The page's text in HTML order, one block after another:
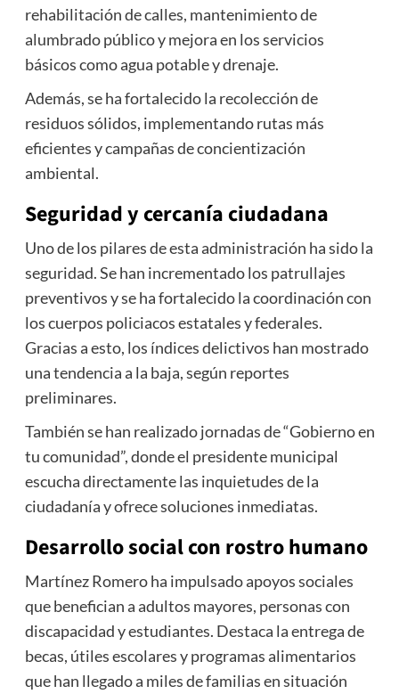
rehabilitación de calles, mantenimiento de
alumbrado público y mejora en los servicios
básicos como agua potable y drenaje.
Además, se ha fortalecido la recolección de
residuos sólidos, implementando rutas más
eficientes y campañas de concientización
ambiental.
Seguridad y cercanía ciudadana
Uno de los pilares de esta administración ha sido la
seguridad. Se han incrementado los patrullajes
preventivos y se ha fortalecido la coordinación con
los cuerpos policiacos estatales y federales.
Gracias a esto, los índices delictivos han mostrado
una tendencia a la baja, según reportes
preliminares.
También se han realizado jornadas de “Gobierno en
tu comunidad”, donde el presidente municipal
escucha directamente las inquietudes de la
ciudadanía y ofrece soluciones inmediatas.
Desarrollo social con rostro humano
Martínez Romero ha impulsado apoyos sociales
que benefician a adultos mayores, personas con
discapacidad y estudiantes. Destaca la entrega de
becas, útiles escolares y programas alimentarios
que han llegado a miles de familias en situación